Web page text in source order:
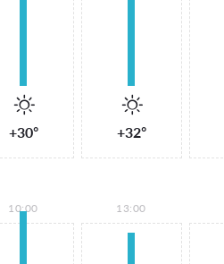
+30° +32°
10:00 13:00